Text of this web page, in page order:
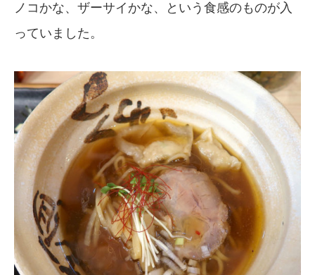
ノコかな、ザーサイかな、という食感のものが入
っていました。